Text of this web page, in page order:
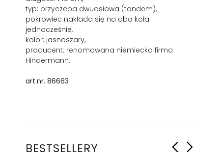
typ: przyczepa dwuosiowa (tandem),
pokrowiec nakłada się na oba koła
jednocześnie,
kolor: jasnoszary,
producent: renomowana niemiecka firma
Hindermann.
art.nr. 86663
BESTSELLERY